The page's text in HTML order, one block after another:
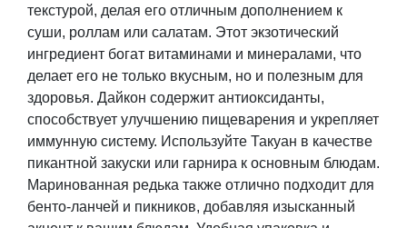
текстурой, делая его отличным дополнением к
суши, роллам или салатам. Этот экзотический
ингредиент богат витаминами и минералами, что
делает его не только вкусным, но и полезным для
здоровья. Дайкон содержит антиоксиданты,
способствует улучшению пищеварения и укрепляет
иммунную систему. Используйте Такуан в качестве
пикантной закуски или гарнира к основным блюдам.
Маринованная редька также отлично подходит для
бенто-ланчей и пикников, добавляя изысканный